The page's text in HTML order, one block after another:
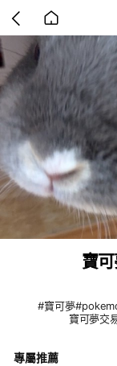
back
to
home
寶
#寶可夢
寶可夢交
專屬推薦